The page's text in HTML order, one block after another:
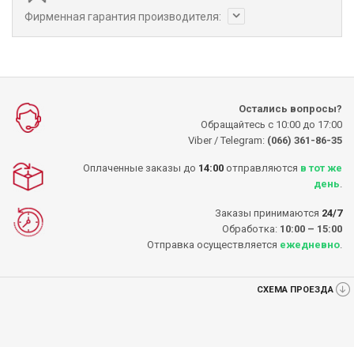
Фирменная гарантия производителя:
Остались вопросы?
Обращайтесь с 10:00 до 17:00
Viber / Telegram: (066) 361-86-35
Оплаченные заказы до 14:00 отправляются в тот же
день
Заказы принимаются 24/7
Обработка: 10:00 – 15:00
Отправка осуществляется ежедневно
СХЕМА ПРОЕЗДА